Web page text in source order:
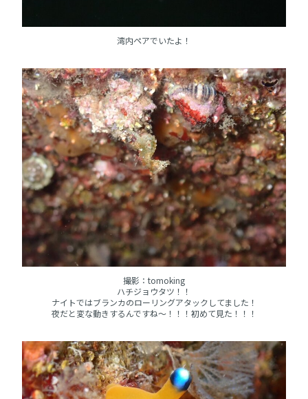
湾内ペアでいたよ！
撮影：tomoking
ハチジョウタツ！！
ナイトではブランカのローリングアタックしてました！
夜だと変な動きするんですね～！！！初めて見た！！！